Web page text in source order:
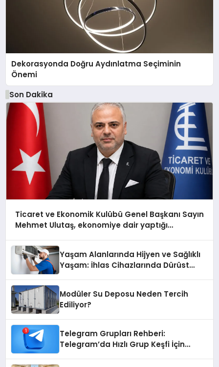
Dekorasyonda Doğru Aydınlatma Seçiminin
Önemi
Son Dakika
Ticaret ve Ekonomik Kulübü Genel Başkanı Sayın
Mehmet Ulutaş, ekonomiye dair yaptığı
Yaşam Alanlarında Hijyen ve Sağlıklı
Yaşam: İhlas Cihazlarında Dürüst
Modüler Su Deposu Neden Tercih
Ediliyor?
Telegram Grupları Rehberi:
Telegram’da Hızlı Grup Keşfi İçin